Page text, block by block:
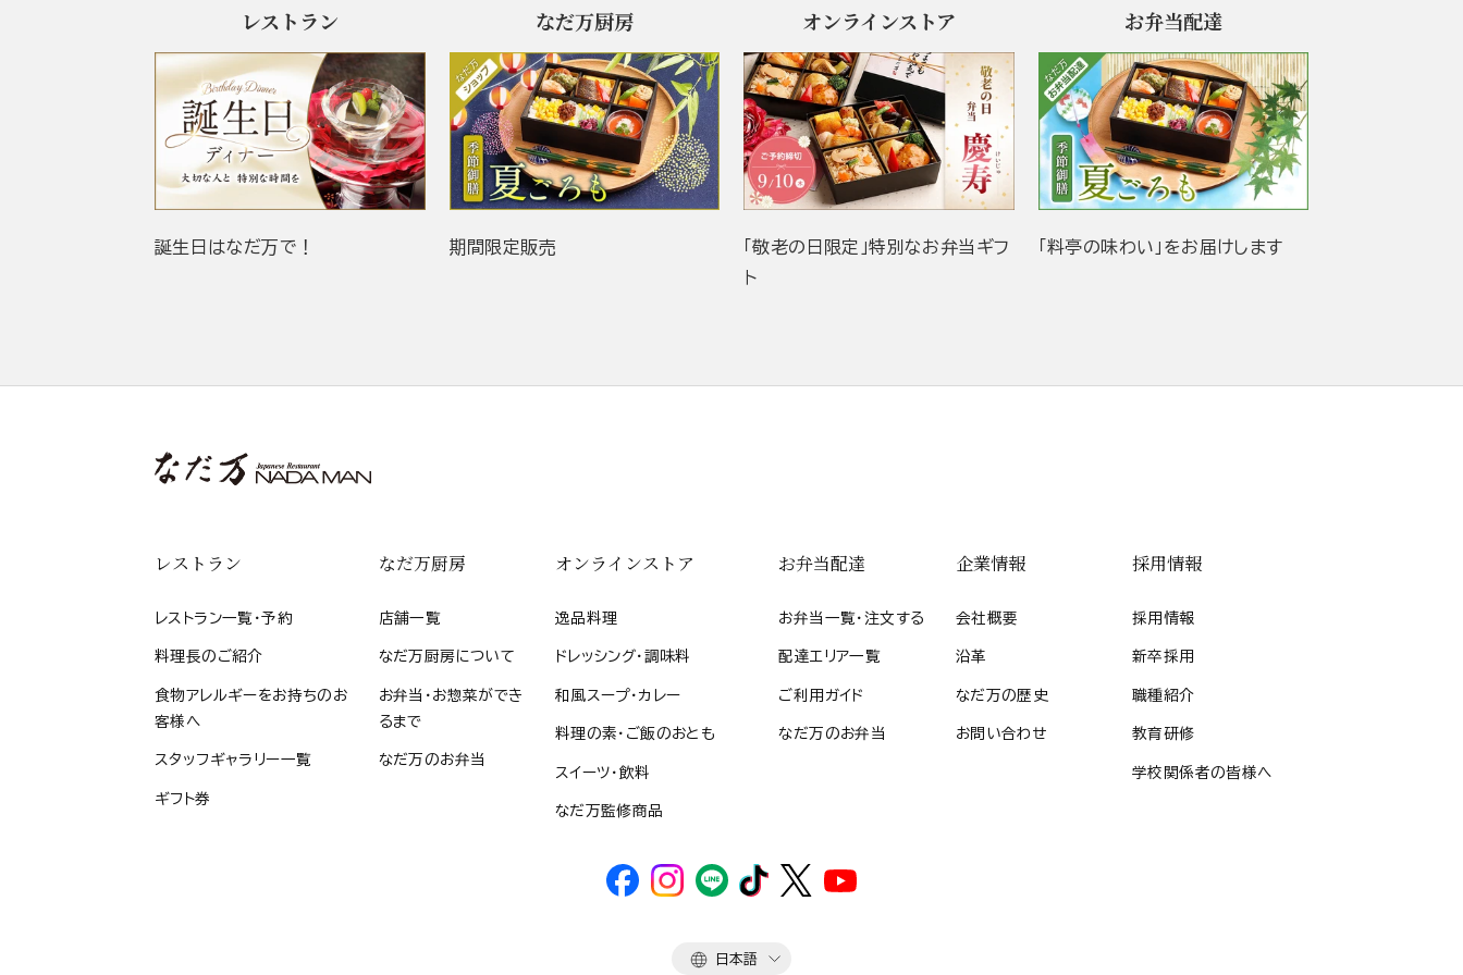
レストラン
誕生日はなだ万で！
なだ万厨房
期間限定販売
オンラインストア
「敬老の日限定」特別なお弁当ギフ
ト
お弁当配達
「料亭の味わい」をお届けします
レストラン
レストラン一覧・予約
料理長のご紹介
食物アレルギーをお持ちのお
客様へ
スタッフギャラリー一覧
ギフト券
なだ万厨房
店舗一覧
なだ万厨房について
お弁当・お惣菜ができ
るまで
なだ万のお弁当
オンラインストア
逸品料理
ドレッシング・調味料
和風スープ・カレー
料理の素・ご飯のおとも
スイーツ・飲料
なだ万監修商品
お弁当配達
お弁当一覧・注文する
配達エリア一覧
ご利用ガイド
なだ万のお弁当
企業情報
会社概要
沿革
なだ万の歴史
お問い合わせ
採用情報
採用情報
新卒採用
職種紹介
教育研修
学校関係者の皆様へ
言 日本語